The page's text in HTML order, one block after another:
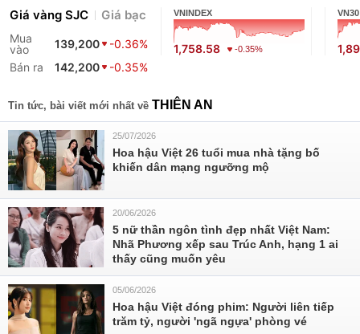
Giá vàng SJC Giá bạc
Mua
vào
139,200
-0.36%
Bán ra
142,200 -0.35%
VNINDEX
1,758.58 -0.35%
VN30
Tin tức, bài viết mới nhất về THIÊN AN
25/07/2026
Hoa hậu Việt 26 tuổi mua nhà tặng bố
khiến dân mạng ngưỡng mộ
20/06/2026
5 nữ thần ngôn tình đẹp nhất Việt Nam:
Nhã Phương xếp sau Trúc Anh, hạng 1 ai
thấy cũng muốn yêu
05/06/2026
Hoa hậu Việt đóng phim: Người liên tiếp
trăm tỷ, người 'ngã ngựa' phòng vé